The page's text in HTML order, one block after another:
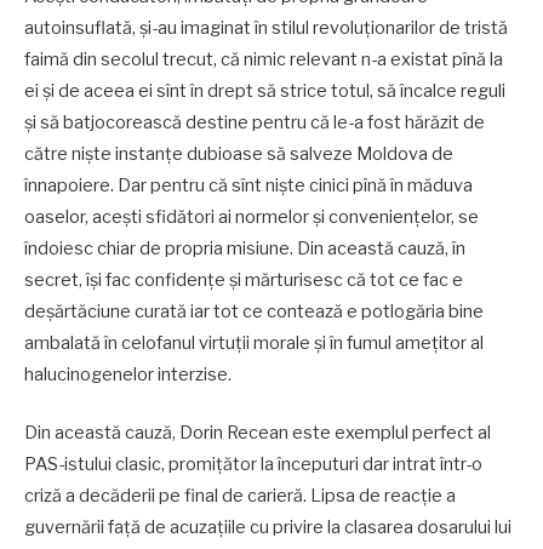
autoinsuflată, și-au imaginat în stilul revoluționarilor de tristă
faimă din secolul trecut, că nimic relevant n-a existat pînă la
ei și de aceea ei sînt în drept să strice totul, să încalce reguli
și să batjocorească destine pentru că le-a fost hărăzit de
către niște instanțe dubioase să salveze Moldova de
înnapoiere. Dar pentru că sînt niște cinici pînă în măduva
oaselor, acești sfidători ai normelor și conveniențelor, se
îndoiesc chiar de propria misiune. Din această cauză, în
secret, își fac confidențe și mărturisesc că tot ce fac e
deșărtăciune curată iar tot ce contează e potlogăria bine
ambalată în celofanul virtuții morale și în fumul amețitor al
halucinogenelor interzise.
Din această cauză, Dorin Recean este exemplul perfect al
PAS-istului clasic, promițător la începuturi dar intrat într-o
criză a decăderii pe final de carieră. Lipsa de reacție a
guvernării față de acuzațiile cu privire la clasarea dosarului lui